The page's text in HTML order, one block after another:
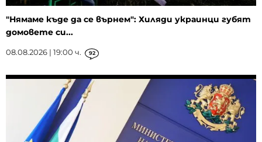
"Нямаме къде да се върнем": Хиляди украинци губят
домовете си...
08.08.2026 | 19:00 ч. 92